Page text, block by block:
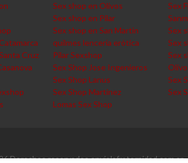
Sex shop en Olivos Sex
Sex shop en Pilar
Sex shop en San Martin Sex
quilmes lencería erótica Sex
Cruz
Pilar Sexshop Sex
Sex Shop Jose Ingenieros
Sex Shop Lanus Sex
Sex Shop Martinez Sex
Lomas Sex Shop
Derechos reservados enviolafraternidad.com.ar